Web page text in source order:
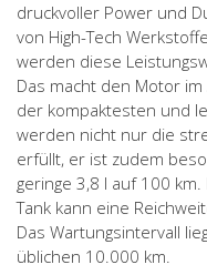
druckvoller Power und
von High-Tech
werden diese
Das macht den Motor
der kompaktesten und
werden nicht nur die
erfüllt, er ist zudem
geringe 3,8 l auf 100
Tank kann eine
Das Wartungsintervall
üblichen 10.000 km.